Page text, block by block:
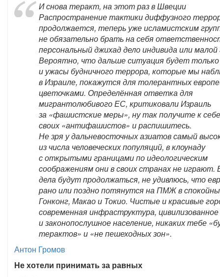
И снова теракт, на этот раз в Швеции
Распространение тактики диффузного
продолжается, теперь уже исламистским
не обязательно брать на себя
персональный джихад дело индивида или малой
Вероятно, что дальше ситуация будет
и ужасы будничного террора, которые мы
в Израиле, покажутся для толерантных
цветочками. Определённая ответка для
мигрантолюбивого ЕС, критиковали Израиль
за «фашистские меры», ну так получите к
своих «антифашистов» и распишитесь.
Не зря у дальневосточных азиатов самый
из числа человеческих популяций, в клоунаду
с открытыми границами по идеологическим
соображениям они в своих странах не играют.
дела будут продолжаться, не удивлюсь, что
рано или поздно потянутся на ПМЖ в
Гонконг, Макао и Токио. Чистые и красивые
современная инфраструктура, цивилизованное
и законопослушное население, никаких тебе
терактов» и «не пешеходных зон».
Антон Громов
Не хотели принимать за равных